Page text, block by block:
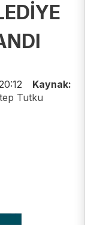
Kaynak:
Tutku